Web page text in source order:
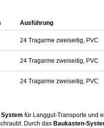
Ausführung
24 Tragarme zweiseitig, PVC
24 Tragarme zweiseitig, PVC
24 Tragarme zweiseitig, PVC
für Langgut-Transporte und
Durch das Baukasten-